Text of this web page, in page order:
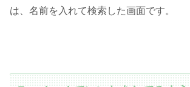
は、名前を入れて検索した画面です。